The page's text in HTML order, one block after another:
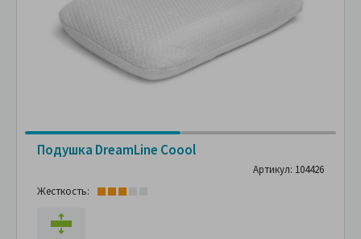
Подушка DreamLine Coool
Артикул: 104426
Жесткость: